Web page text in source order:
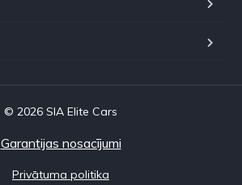
© 2026 SIA Elite Cars
Garantijas nosacījumi
Privātuma politika